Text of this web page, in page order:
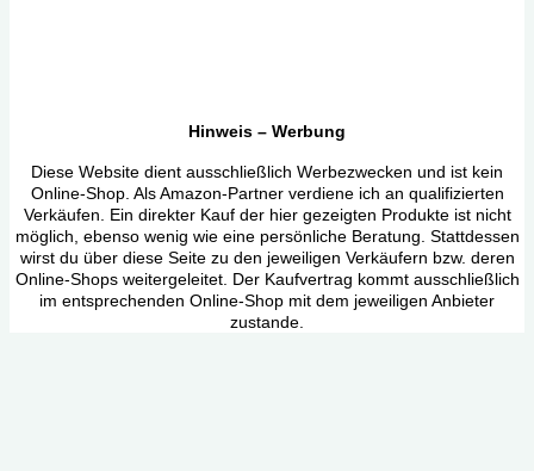
Hinweis – Werbung
Diese Website dient ausschließlich Werbezwecken und ist kein
Online-Shop. Als Amazon-Partner verdiene ich an qualifizierten
Verkäufen. Ein direkter Kauf der hier gezeigten Produkte ist nicht
möglich, ebenso wenig wie eine persönliche Beratung. Stattdessen
wirst du über diese Seite zu den jeweiligen Verkäufern bzw. deren
Online-Shops weitergeleitet. Der Kaufvertrag kommt ausschließlich
im entsprechenden Online-Shop mit dem jeweiligen Anbieter
zustande.